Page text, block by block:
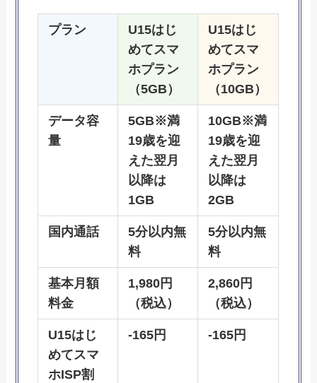
プラン
U15はじ
めてスマ
ホプラン
（5GB）
U15はじ
めてスマ
ホプラン
（10GB）
データ容
量
5GB※満
19歳を迎
えた翌月
以降は
1GB
10GB※満
19歳を迎
えた翌月
以降は
2GB
国内通話
5分以内無
料
5分以内無
料
基本月額
料金
1,980円
（税込）
2,860円
（税込）
U15はじ
めてスマ
ホISP割
-165円 -165円